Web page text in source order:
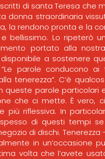
scritti di santa Teresa
donna straordinaria
la rendono pronta e la
bellissimo. Lo ripeterò
portato alla
a sostenere
parole conducono
tenerezza”. C’è
queste parole particolari
che ci mette. È vero,
più riflessiva. In
di questi tempi
di dischi.
in un’occasione
volta che l’avete